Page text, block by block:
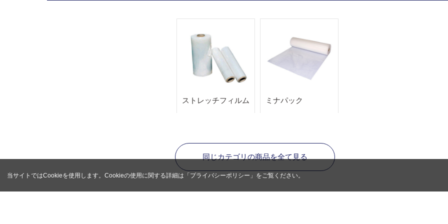
ストレッチフィルム ミナパック
同じカテゴリの商品を全て見る
当サイトではCookieを使用します。Cookieの使用に関する詳細は「プライバシーポリシー 」をご覧ください。